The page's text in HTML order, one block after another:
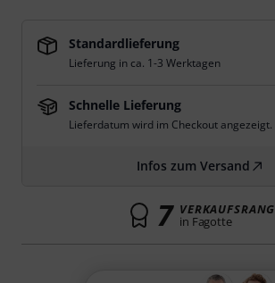
Standardlieferung
Lieferung in ca. 1-3 Werktagen
Schnelle Lieferung
Lieferdatum wird im Checkout angezeigt.
Infos zum Versand
7 VERKAUFSRANG
in Fagotte